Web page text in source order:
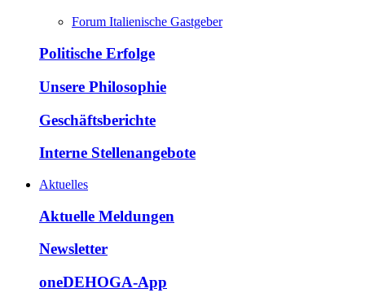
Forum Italienische Gastgeber
Politische Erfolge
Unsere Philosophie
Geschäftsberichte
Interne Stellenangebote
Aktuelles
Aktuelle Meldungen
Newsletter
oneDEHOGA-App